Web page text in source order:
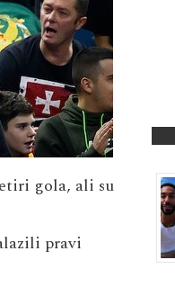
gola, ali su
pravi